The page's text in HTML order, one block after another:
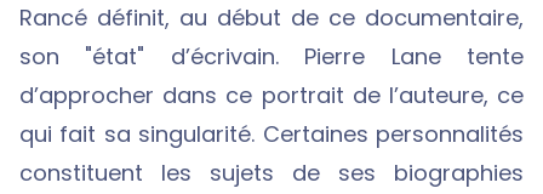
Rancé définit, au début de ce documentaire,
son "état" d’écrivain. Pierre Lane tente
d’approcher dans ce portrait de l’auteure, ce
qui fait sa singularité. Certaines personnalités
constituent les sujets de ses biographies